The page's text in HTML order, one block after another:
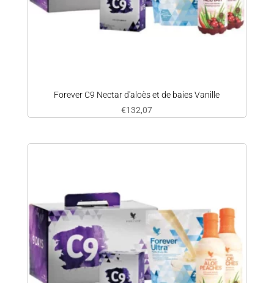
Forever C9 Nectar d'aloès et de baies Vanille
€132,07